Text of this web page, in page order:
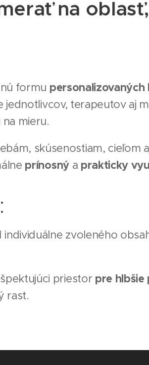
na
formu personalizovaných
jednotlivcov, terapeutov aj
mieru.
skúsenostiam, cieľom
prínosný a prakticky
zvoleného
priestor pre hlbšie
rast.